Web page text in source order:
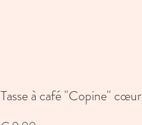
Tasse à café "Copine" cœur